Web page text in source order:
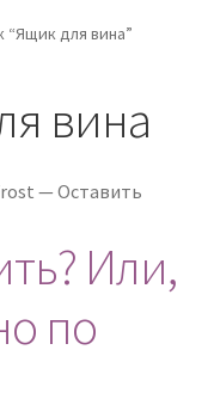
74
“Ящик для вина”
вина
— Оставить
Или,
по